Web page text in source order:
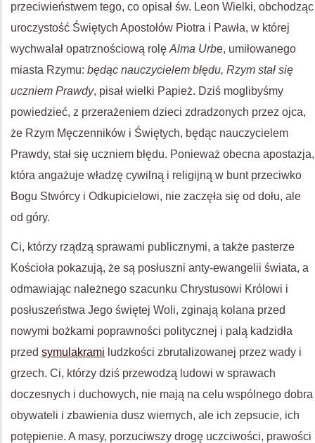
przeciwieństwem tego, co opisał św. Leon Wielki, obchodząc
uroczystość Świętych Apostołów Piotra i Pawła, w której
wychwalał opatrznościową rolę Alma Urbe, umiłowanego
miasta Rzymu: będąc nauczycielem błędu, Rzym stał się
uczniem Prawdy, pisał wielki Papież. Dziś moglibyśmy
powiedzieć, z przerażeniem dzieci zdradzonych przez ojca,
że Rzym Męczenników i Świętych, będąc nauczycielem
Prawdy, stał się uczniem błędu. Ponieważ obecna apostazja,
która angażuje władzę cywilną i religijną w bunt przeciwko
Bogu Stwórcy i Odkupicielowi, nie zaczęła się od dołu, ale
od góry.
Ci, którzy rządzą sprawami publicznymi, a także pasterze
Kościoła pokazują, że są posłuszni anty-ewangelii świata, a
odmawiając należnego szacunku Chrystusowi Królowi i
posłuszeństwa Jego świętej Woli, zginają kolana przed
nowymi bożkami poprawności politycznej i palą kadzidła
przed symulakrami ludzkości zbrutalizowanej przez wady i
grzech. Ci, którzy dziś przewodzą ludowi w sprawach
doczesnych i duchowych, nie mają na celu wspólnego dobra
obywateli i zbawienia dusz wiernych, ale ich zepsucie, ich
potępienie. A masy, porzuciwszy drogę uczciwości, prawości